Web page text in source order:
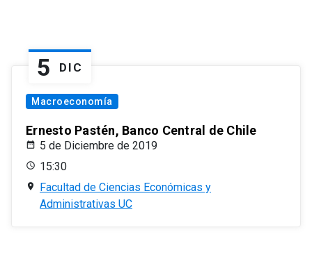
5 DIC
Macroeconomía
Ernesto Pastén, Banco Central de Chile
5 de Diciembre de 2019
15:30
Facultad de Ciencias Económicas y
Administrativas UC